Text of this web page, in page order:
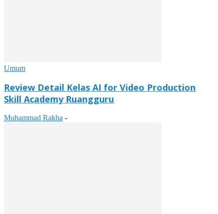
Umum
Review Detail Kelas AI for Video Production
Skill Academy Ruangguru
Muhammad Rakha -